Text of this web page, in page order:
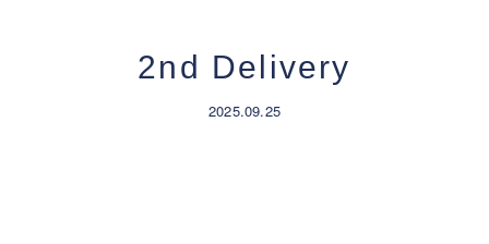
2nd Delivery
2025.09.25